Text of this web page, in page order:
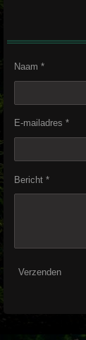
Naam *
E-mailadres *
Bericht *
Verzenden